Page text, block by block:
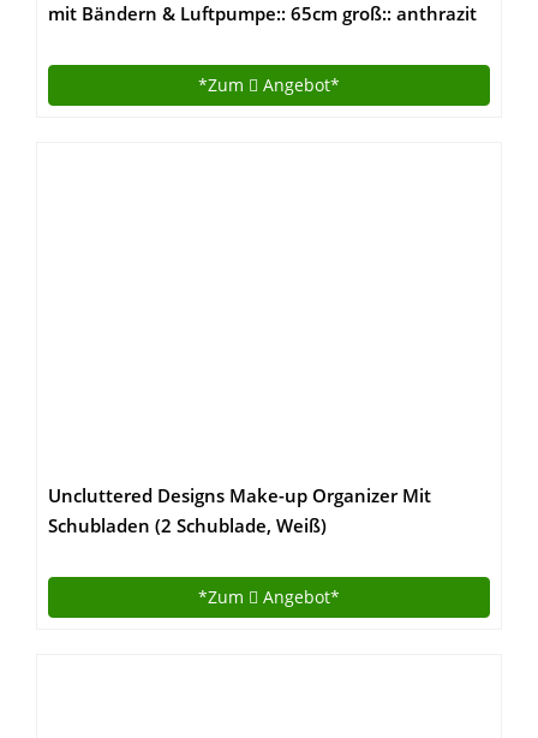
mit Bändern & Luftpumpe:: 65cm groß:: anthrazit
ideal für Schwangerschaft oder Kinder :: 3 Jahre
Garantie
*Zum Angebot*
Uncluttered Designs Make-up Organizer Mit
Schubladen (2 Schublade, Weiß)
*Zum Angebot*